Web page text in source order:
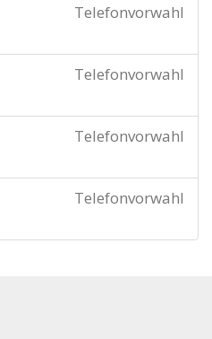
Telefonvorwahl
Telefonvorwahl
Telefonvorwahl
Telefonvorwahl